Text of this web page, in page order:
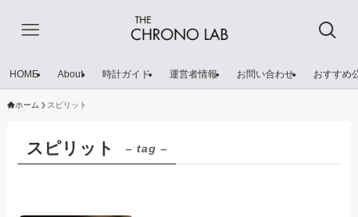
HOME About 時計ガイド 運営者情報 お問い合わせ おすすめ
ホーム スピリット
スピリット – tag –